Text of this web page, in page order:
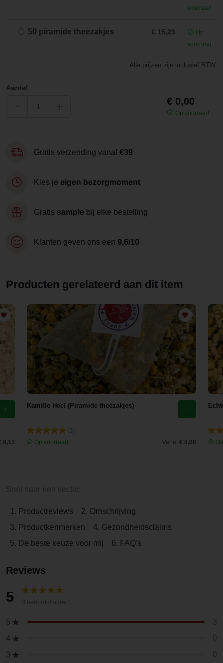
voorraad
50 piramide theezakjes € 15,23
Op
voorraad
Alle prijzen zijn inclusief BTW.
Aantal
€ 0,00
Op voorraad
Gratis verzending vanaf €39
Kies je eigen bezorgmoment
Gratis sample bij elke bestelling
Klanten geven ons een 9,6/10
Producten gerelateerd aan dit item
8,13
Kamille Heel (Piramide theezakjes)
Op voorraad
Vanaf € 0,00
1. Productreviews
2. Omschrijving
3. Productkenmerken
4. Gezondheidsclaims
5. De beste keuze voor mij
6. FAQ's
Reviews
5
5
4
3